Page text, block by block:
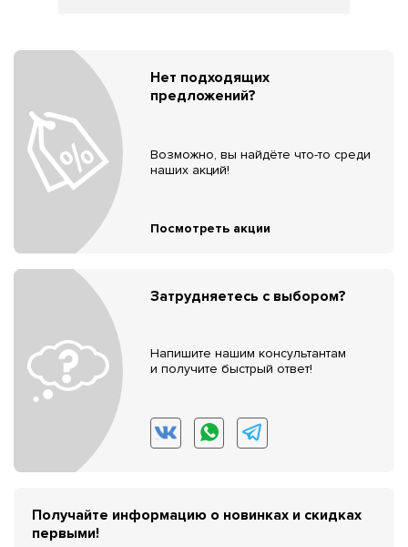
Нет подходящих
предложений?
Возможно, вы найдёте что-то среди
наших акций!
Посмотреть акции
Затрудняетесь с выбором?
Напишите нашим консультантам
и получите быстрый ответ!
Получайте информацию о новинках и скидках
первыми!